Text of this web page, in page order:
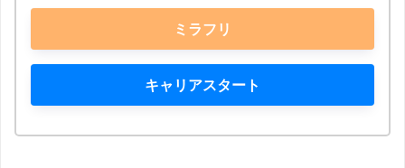
ミラフリ
キャリアスタート